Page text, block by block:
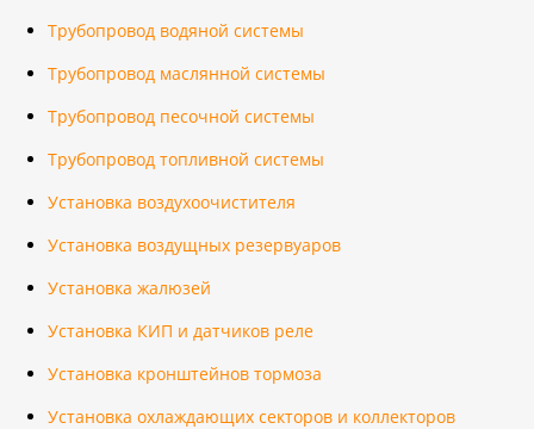
Трубопровод водяной системы
Трубопровод маслянной системы
Трубопровод песочной системы
Трубопровод топливной системы
Установка воздухоочистителя
Установка воздущных резервуаров
Установка жалюзей
Установка КИП и датчиков реле
Установка кронштейнов тормоза
Установка охлаждающих секторов и коллекторов